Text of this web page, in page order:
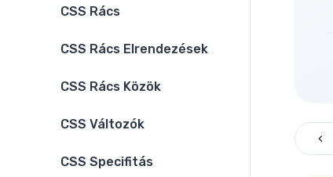
CSS Rács
CSS Rács Elrendezések
CSS Rács Közök
CSS Változók
CSS Specifitás